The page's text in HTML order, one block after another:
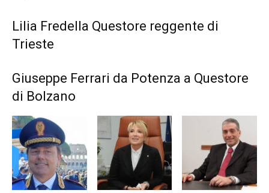
Lilia Fredella Questore reggente di
Trieste
Giuseppe Ferrari da Potenza a Questore
di Bolzano